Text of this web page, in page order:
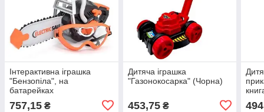
Інтерактивна іграшка
"Бензопіла", на
батарейках
757,15 ₴
Дитяча іграшка
"Газонокосарка" (Чорна)
453,75₴